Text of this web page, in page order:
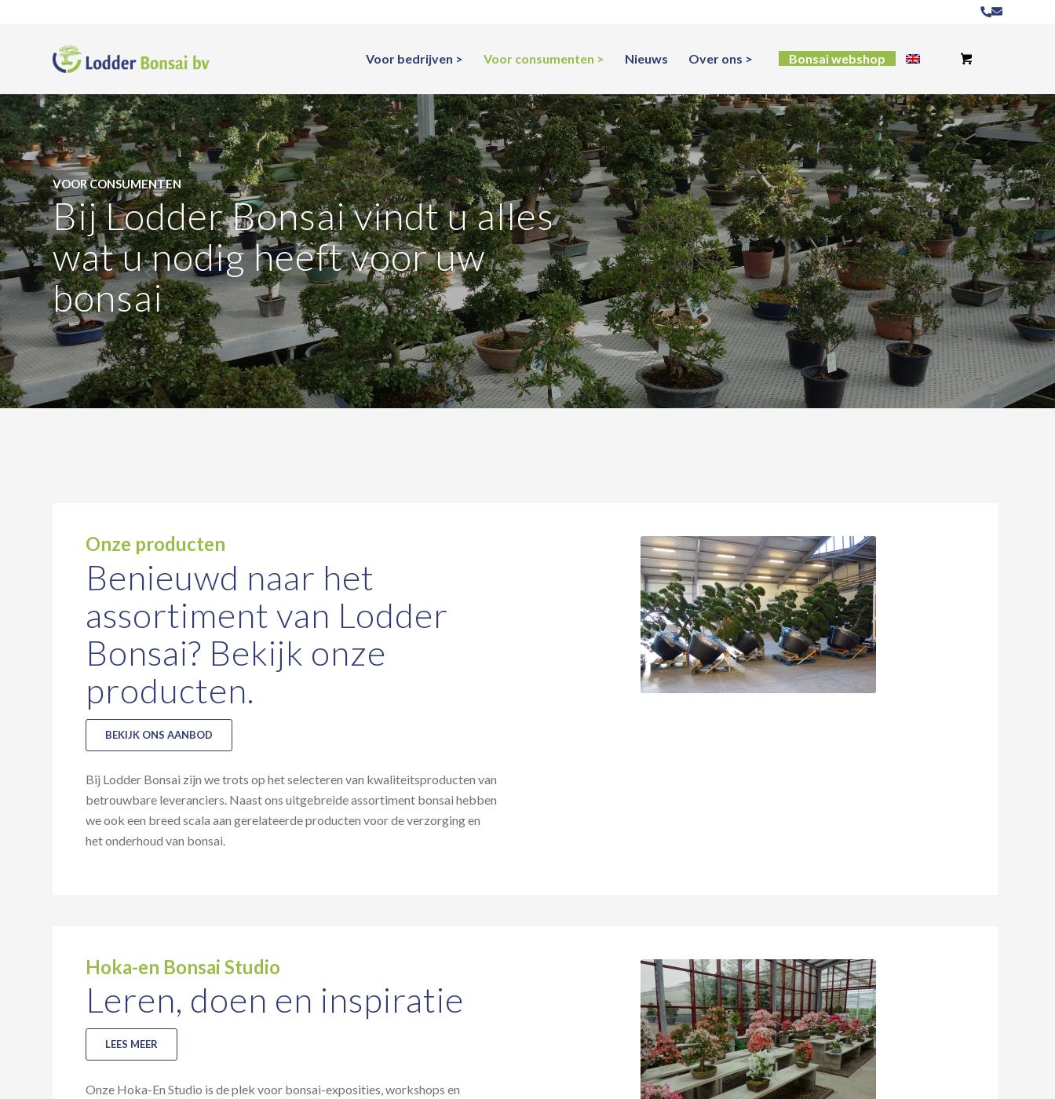
Voor bedrijven Voor consumenten Nieuws Over ons Bonsai webshop
VOOR CONSUMENTEN
Bij Lodder Bonsai vindt u alles
wat u nodig heeft voor uw
bonsai
Onze producten
Benieuwd naar het
assortiment van Lodder
Bonsai? Bekijk onze
producten.
BEKIJK ONS AANBOD
Bij Lodder Bonsai zijn we trots op het selecteren van kwaliteitsproducten van
betrouwbare leveranciers. Naast ons uitgebreide assortiment bonsai hebben
we ook een breed scala aan gerelateerde producten voor de verzorging en
het onderhoud van bonsai.
Hoka-en Bonsai Studio
Leren, doen en inspiratie
LEES MEER
Onze Hoka-En Studio is de plek voor bonsai-exposities, workshops en